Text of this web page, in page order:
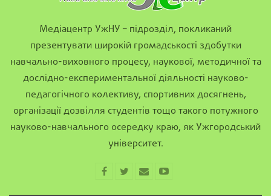
Медіацентр УжНУ – підрозділ, покликаний
презентувати широкій громадськості здобутки
навчально-виховного процесу, наукової, методичної та
дослідно-експериментальної діяльності науково-
педагогічного колективу, спортивних досягнень,
організації дозвілля студентів тощо такого потужного
науково-навчального осередку краю, як Ужгородський
університет.